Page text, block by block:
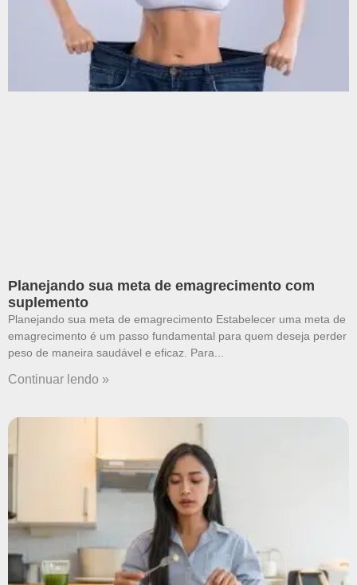
Planejando sua meta de emagrecimento com
suplemento
Planejando sua meta de emagrecimento Estabelecer uma meta de
emagrecimento é um passo fundamental para quem deseja perder
peso de maneira saudável e eficaz. Para
Continuar lendo »